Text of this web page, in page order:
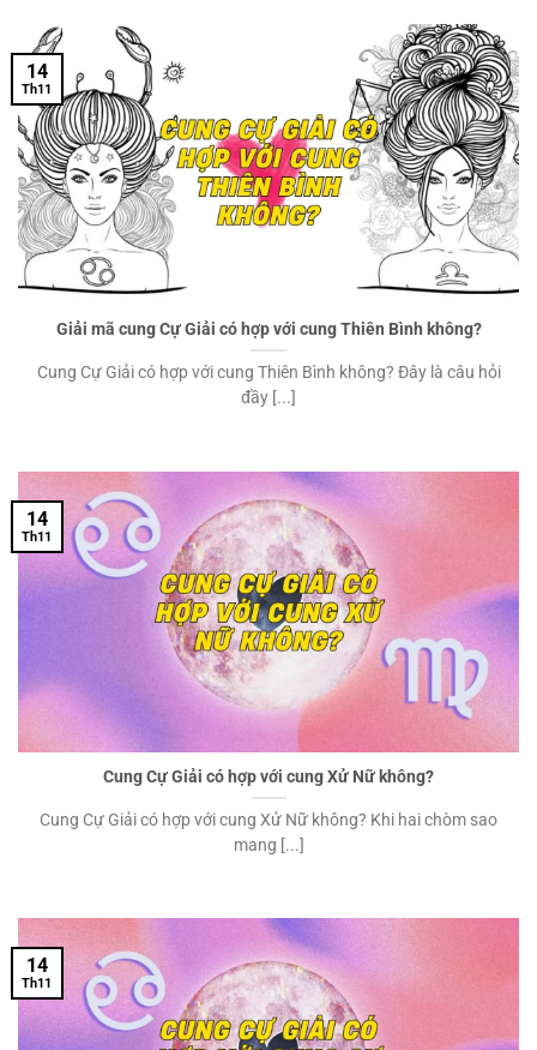
Giải mã cung Cự Giải có hợp với cung Thiên Bình không?
Cung Cự Giải có hợp với cung Thiên Bình không? Đây là câu hỏi
đầy [...]
14
Th11
Cung Cự Giải có hợp với cung Xử Nữ không?
Cung Cự Giải có hợp với cung Xử Nữ không? Khi hai chòm sao
mang [...]
14
Th11
14
Th11